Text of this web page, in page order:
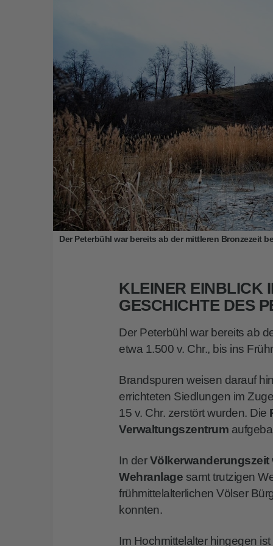
Der Peterbühl war bereits ab der mittleren Bronzezeit
KLEINER EINBLICK
GESCHICHTE DES
Der Peterbühl war bereits ab
etwa 1.500 v. Chr., bis ins
Brandspuren weisen darauf
errichteten Siedlungen im
15 v. Chr. zerstört wurden. Die
Verwaltungszentrum
In derVölkerwanderungszeit
Wehranlage samt trutzigen
frühmittelalterlichen Völser
konnten.
Im Hochmittelalter hingegen